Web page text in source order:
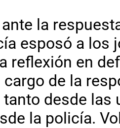
la
esposó a los
reflexión en
de la
desde
la policía.